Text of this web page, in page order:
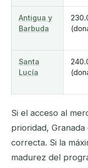
Antigua y
Barbuda
Santa
Lucía
Si el acceso al
prioridad,
correcta. Si la
madurez del